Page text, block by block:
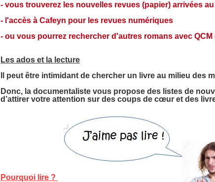
- vous trouverez les nouvelles revues (papier) arrivées au
- l'accès à Cafeyn pour les revues numériques
- ou vous pourrez rechercher d'autres romans avec
Les ados et la lecture
Il peut être intimidant de chercher un livre au milieu des
Donc, la documentaliste vous propose des listes de
d’attirer votre attention sur des coups de cœur et des
Pourquoi lire ?